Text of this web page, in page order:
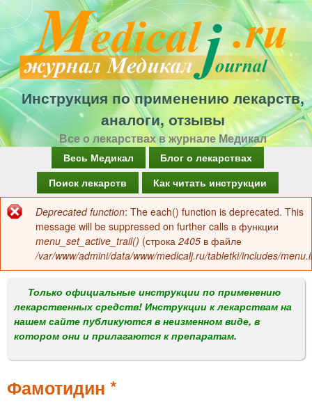
Перейти
к
основному
содержанию
Инструкция по применению лекарств,
аналоги, отзывы
Все о лекарствах в журнале Медикал
а
в
о
м
е
н
Весь Медикал
Блог о лекарствах
Поиск лекарств
Как читать инструкции
Сообщение
об
ошибке
Deprecated function: The each() function is deprecated. This
message will be suppressed on further calls в функции
menu_set_active_trail() (строка 2405 в файле
/var/www/admini/data/www/medicalj.ru/tabletki/includes/
Только официальные инструкции по применению
лекарственных средств! Инструкции к лекарствам на
нашем сайте публикуются в неизменном виде, в
котором они и прилагаются к препаратам.
Фамотидин *